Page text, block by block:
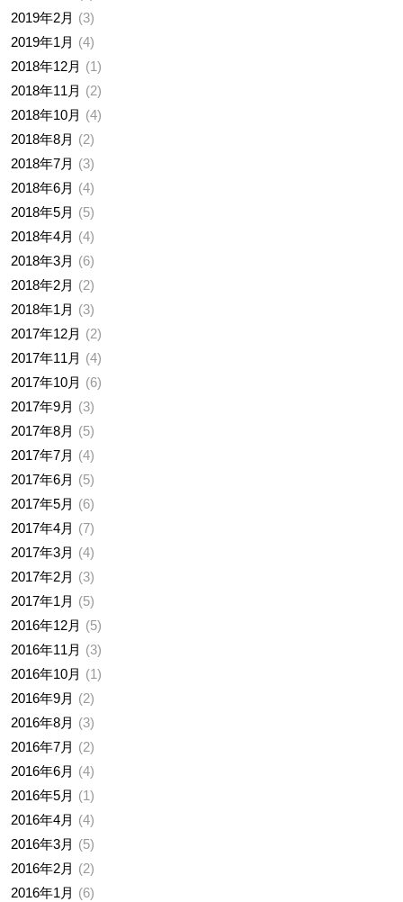
2019年2月
3
2019年1月
4
2018年12月
1
2018年11月
2
2018年10月
4
2018年8月
2
2018年7月
3
2018年6月
4
2018年5月
5
2018年4月
4
2018年3月
6
2018年2月
2
2018年1月
3
2017年12月
2
2017年11月
4
2017年10月
6
2017年9月
3
2017年8月
5
2017年7月
4
2017年6月
5
2017年5月
6
2017年4月
7
2017年3月
4
2017年2月
3
2017年1月
5
2016年12月
5
2016年11月
3
2016年10月
1
2016年9月
2
2016年8月
3
2016年7月
2
2016年6月
4
2016年5月
1
2016年4月
4
2016年3月
5
2016年2月
2
2016年1月
6